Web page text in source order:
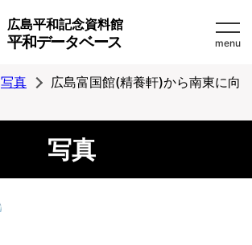
広島平和記念資料館
平和データベース menu
写真
広島富国館(精養軒)から南東に向
写真